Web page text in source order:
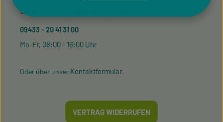
Unterstützung und Beratung unter:
09433 - 20 41 31 00
Mo-Fr, 08:00 - 16:00 Uhr
Oder über unser Kontaktformular.
VERTRAG WIDERRUFEN